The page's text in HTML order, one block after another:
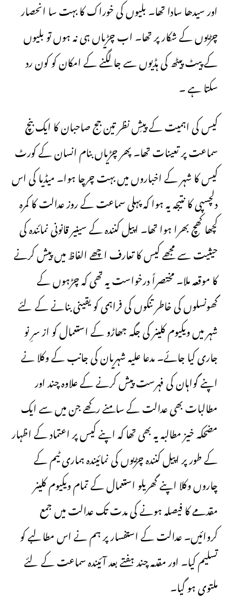
اور سیدھا سادا تھا۔ بلیوں کی خوراک کا بہت سا انحصار
چڑیوں کے شکار پر تھا۔ اب چڑیاں ہی نہ ہوں تو بلیوں
کے پیٹ پیٹھ کی ہڈیوں سے جا لگنے کے امکان کو کون رد
سکتا ہے ۔
کیس کی اہمیت کے پیشِ نظر تین جج صاحبان کا ایک بنچ
سماعت پر تعینات تھا۔ پھر چڑیاں بنام انسان کے کورٹ
کیس کا شہر کے اخباروں میں بہت چرچا ہوا۔ میڈیا کی اس
دلچسپی کا نتیجہ یہ ہوا کہ پہلی سماعت کے روز عدالت کا کمرہ
کچھا کھچ بھرا ہوا تھا۔ اپیل کنندہ کے سینیر قانونی نمائندہ کی
حیثیت سے مجھے کیس کا تعارف اچھے الفاظ میں پیش کرنے
کا موقعہ ملا۔ مختصراً درخواست یہ تھی کہ چڑہوں کے
گھونسلوں کی خاطر تنکوں کی فراہمی کو یقینی بنانے کے لئے
شہر میں ویکیوم کلینر کی جگہ جھاڑو کے استعمال کو از سرِ نو
جاری کیا جائے۔ مدعا علیہ شہریان کی جانب کے وکلا نے
اپنے گواہان کی فہرست پیش کرنے کے علاوہ چند اور
مطالبات بھی عدالت کے سامنے رکھے جن میں سے ایک
مضحکہ خیز مطالبہ یہ بھی تھا کہ اپنے کیس پر اعتماد کے اظہار
کے طور پر اپیل کنندہ چڑیوں کی نمائیندہ ہماری ٹیم کے
چاروں وکلا اپنے گھریلو استعمال کے تمام ویکیوم کلینر
مقدمے کا فیصلہ ہونے کی مدت تک عدالت میں جمع
کروائیں۔ عدالت کے استفسار پر ہم نے اس مطالبے کو
تسلیم کیا۔ اور مقدمہ چند ہفتے بعد آئیندہ سماعت کے لئے
ملتوی ہو گیا۔